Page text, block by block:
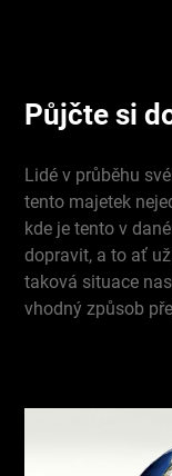
Půjčte si
Lidé v průběhu
tento majetek
kde je tento v
dopravit, a to ať
taková situace
vhodný způsob